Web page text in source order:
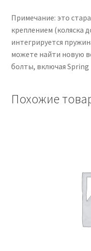
Примечание: это
креплением (коляска
интегрируется
можете найти новую
болты, включая Spring
Похожие